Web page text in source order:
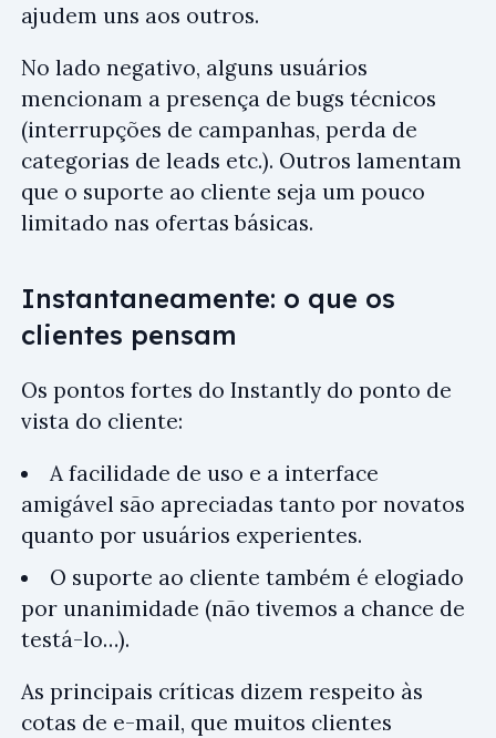
ajudem uns aos outros.
No lado negativo, alguns usuários
mencionam a presença de bugs técnicos
(interrupções de campanhas, perda de
categorias de leads etc.). Outros lamentam
que o suporte ao cliente seja um pouco
limitado nas ofertas básicas.
Instantaneamente: o que os
clientes pensam
Os pontos fortes do Instantly do ponto de
vista do cliente:
A facilidade de uso e a interface
amigável são apreciadas tanto por novatos
quanto por usuários experientes.
O suporte ao cliente também é elogiado
por unanimidade (não tivemos a chance de
testá-lo…).
As principais críticas dizem respeito às
cotas de e-mail, que muitos clientes